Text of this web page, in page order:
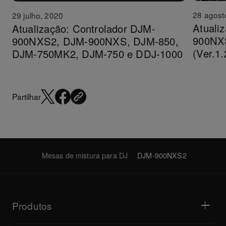
29 julho, 2020
Atualização: Controlador DJM-
900NXS2, DJM-900NXS, DJM-850,
DJM-750MK2, DJM-750 e DDJ-1000
28
Partilhar
Mesas de mistura para DJ DJM-900NXS2
Produtos